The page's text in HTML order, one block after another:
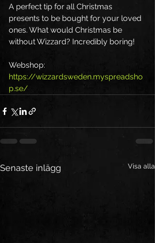
A perfect tip for all Christmas
presents to be bought for your loved
ones. What would Christmas be
without Wizzard? Incredibly boring!
Webshop:
https://wizzardsweden.myspreadsho
p.se/
Senaste inlägg Visa alla